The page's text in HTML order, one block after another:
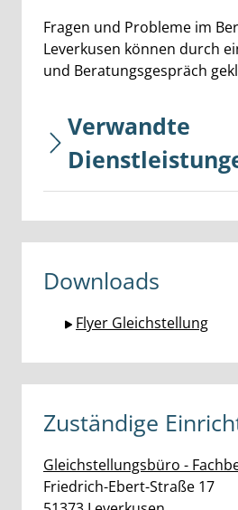
Fragen und Probleme im
Leverkusen können durch
und Beratungsgespräch
Verwandte
Downloads
Flyer Gleichstellung
Zuständige
Gleichstellungsbüro -
Straße:
Friedrich-Ebert-Straße 17